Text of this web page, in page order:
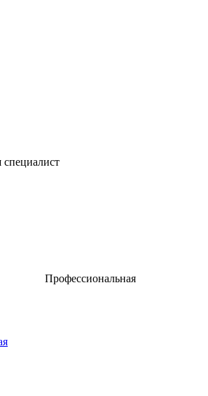
Профессиональная